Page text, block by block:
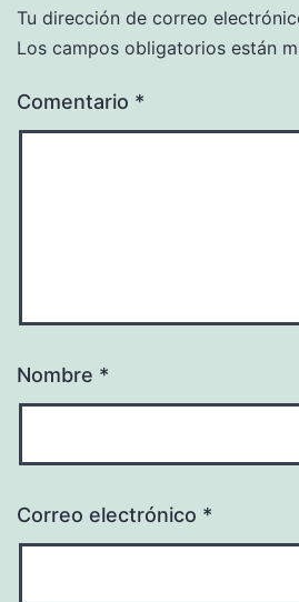
Tu dirección de correo
Los campos obligatorios están
Comentario *
Nombre *
Correo electrónico *